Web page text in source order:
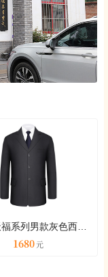
天顺祥天福系列男款灰色西服套装
1680